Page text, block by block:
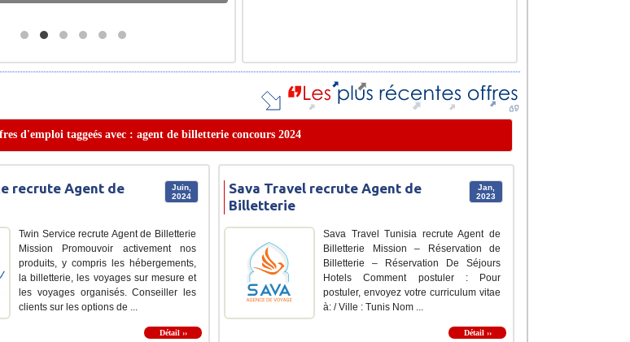
d'emploi taggeés avec : agent de billetterie concours 2024
Juin,
2024
recrute Agent de
Twin Service recrute Agent de Billetterie
Mission Promouvoir activement nos
produits, y compris les hébergements,
la billetterie, les voyages sur mesure et
les voyages organisés. Conseiller les
clients sur les options de ...
Détail ››
Jan,
2023
Sava Travel recrute Agent de
Billetterie
Sava Travel Tunisia recrute Agent de
Billetterie Mission – Réservation de
Billetterie – Réservation De Séjours
Hotels Comment postuler : Pour
postuler, envoyez votre curriculum vitae
à: / Ville : Tunis Nom ...
Détail ››